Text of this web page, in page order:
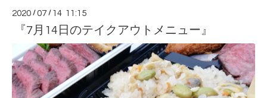
2020 /07 / 14 11:15
『7月14日のテイクアウトメニュー』